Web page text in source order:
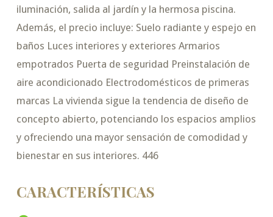
iluminación, salida al jardín y la hermosa piscina.
Además, el precio incluye: Suelo radiante y espejo en
baños Luces interiores y exteriores Armarios
empotrados Puerta de seguridad Preinstalación de
aire acondicionado Electrodomésticos de primeras
marcas La vivienda sigue la tendencia de diseño de
concepto abierto, potenciando los espacios amplios
y ofreciendo una mayor sensación de comodidad y
bienestar en sus interiores. 446
CARACTERÍSTICAS